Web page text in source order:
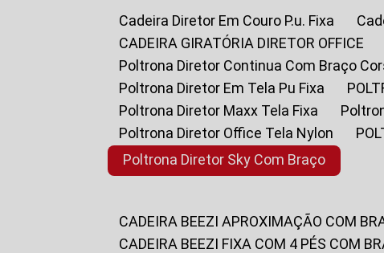
Cadeira Diretor Em Couro P.u. Fixa
CADEIRA GIRATÓRIA DIRETOR OFFICE
Poltrona Diretor Continua Com Braço
Poltrona Diretor Em Tela Pu Fixa
Poltrona Diretor Maxx Tela Fixa
Poltrona Diretor Office Tela Nylon
Poltrona Diretor Sky Com Braço
CADEIRA BEEZI APROXIMAÇÃO COM
CADEIRA BEEZI FIXA COM 4 PÉS COM